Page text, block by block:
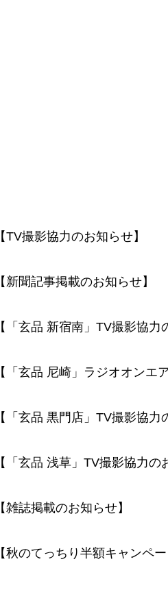
【TV撮影協力のお知らせ】
【新聞記事掲載のお知らせ】
【「玄品 新宿南」TV撮影協力
【「玄品 尼崎」ラジオオンエ
【「玄品 黒門店」TV撮影協力
【「玄品 浅草」TV撮影協力の
【雑誌掲載のお知らせ】
【秋のてっちり半額キャンペー